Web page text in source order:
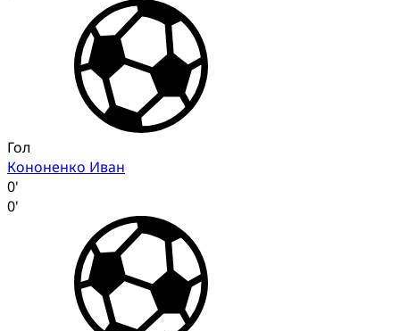
Гол
Кононенко Иван
0'
0'